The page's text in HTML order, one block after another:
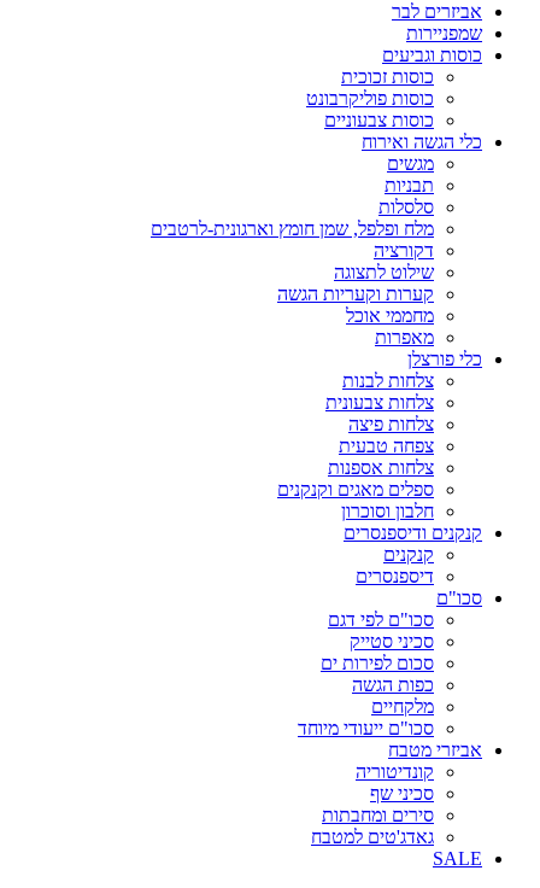
אביזרים לבר
שמפניירות
כוסות וגביעים
כוסות זכוכית
כוסות פוליקרבונט
כוסות צבעוניים
כלי הגשה ואירוח
מגשים
תבניות
סלסלות
מלח ופלפל, שמן חומץ וארגונית-לרטבים
דקורציה
שילוט לתצוגה
קערות וקעריות הגשה
מחממי אוכל
מאפרות
כלי פורצלן
צלחות לבנות
צלחות צבעונית
צלחות פיצה
צפחה טבעית
צלחות אספנות
ספלים מאגים וקנקנים
חלבון וסוכרון
קנקנים ודיספנסרים
קנקנים
דיספנסרים
סכו"ם
סכו"ם לפי דגם
סכיני סטייק
סכום לפירות ים
כפות הגשה
מלקחיים
סכו"ם ייעודי מיוחד
אביזרי מטבח
קונדיטוריה
סכיני שף
סירים ומחבתות
גאדג'טים למטבח
SALE